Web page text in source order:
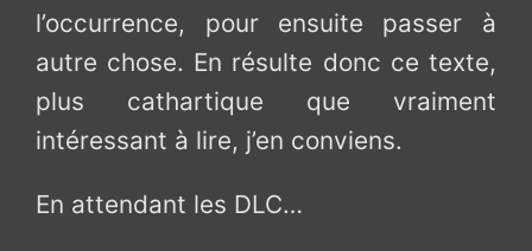
l’occurrence, pour ensuite passer à
autre chose. En résulte donc ce texte,
plus cathartique que vraiment
intéressant à lire, j’en conviens.
En attendant les DLC…